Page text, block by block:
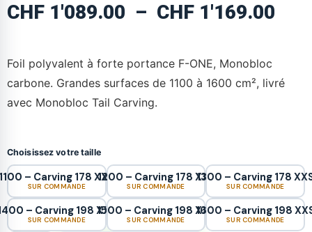
CHF 1'089.00 – CHF 1'169.00
Foil polyvalent à forte portance F-ONE, Monobloc
carbone. Grandes surfaces de 1100 à 1600 cm², livré
avec Monobloc Tail Carving.
Choisissez votre taille
– Carving 178 XXS
SUR COMMANDE
1200 – Carving 178 XXS
SUR COMMANDE
1300 – Carving 178
SUR COMMANDE
– Carving 198 XXS
SUR COMMANDE
1500 – Carving 198 XXS
SUR COMMANDE
1600 – Carving 198
SUR COMMANDE